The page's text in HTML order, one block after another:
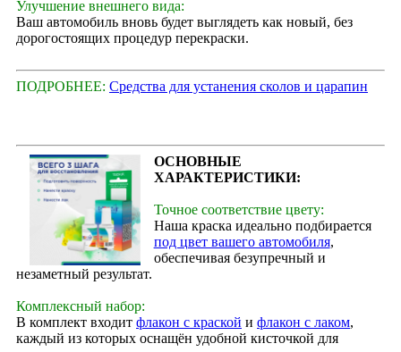
Улучшение внешнего вида:
Ваш автомобиль вновь будет выглядеть как новый, без
дорогостоящих процедур перекраски.
ПОДРОБНЕЕ: Средства для устанения сколов и царапин
ОСНОВНЫЕ
ХАРАКТЕРИСТИКИ:
Точное соответствие цвету:
Наша краска идеально подбирается
под цвет вашего автомобиля,
обеспечивая безупречный и
незаметный результат.
Комплексный набор:
В комплект входит флакон с краской и флакон с лаком,
каждый из которых оснащён удобной кисточкой для